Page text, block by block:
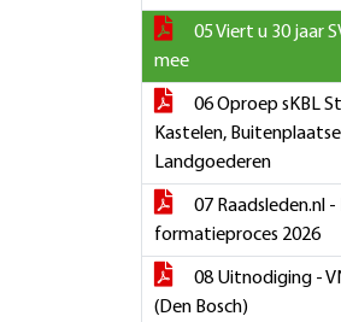
05 Viert u 30 jaar
mee
06 Oproep sKBL
Kastelen,
Landgoederen
07 Raadsleden.nl
formatieproces 2026
08 Uitnodiging -
(Den Bosch)